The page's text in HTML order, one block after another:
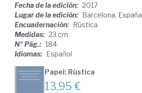
Fecha de la edición: 2017
Lugar de la edición: Barcelona. España
Encuadernación: Rústica
Medidas: 23 cm
Nº Pág.: 184
Idiomas: Español
Papel: Rústica
13,95 €